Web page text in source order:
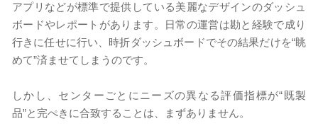
アプリなどが標準で提供している美麗なデザインのダッシュ
ボードやレポートがあります。日常の運営は勘と経験で成り
行きに任せに行い、時折ダッシュボードでその結果だけを“眺
めて”済ませてしまうのです。
しかし、センターごとにニーズの異なる評価指標が“既製
品”と完ぺきに合致することは、まずありません。